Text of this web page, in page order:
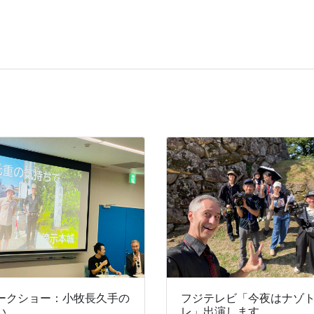
クショー：小牧長久手の
フジテレビ「今夜はナゾ